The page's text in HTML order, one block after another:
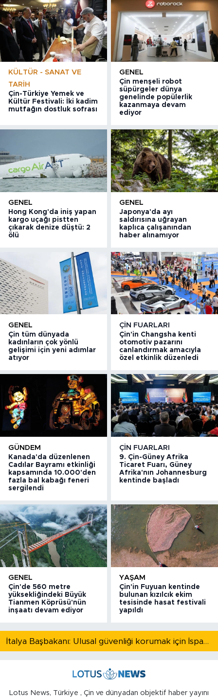
KÜLTÜR - SANAT VE
TARIH
Çin-Türkiye Yemek ve
Kültür Festivali: İki kadim
mutfağın dostluk sofrası
GENEL
Çin menşeli robot
süpürgeler dünya
genelinde popülerlik
kazanmaya devam
ediyor
GENEL
Hong Kong'da iniş yapan
kargo uçağı pistten
çıkarak denize düştü: 2
ölü
GENEL
Japonya'da ayı
saldırısına uğrayan
kaplıca çalışanından
haber alınamıyor
GENEL
Çin tüm dünyada
kadınların çok yönlü
gelişimi için yeni adımlar
atıyor
ÇIN FUARLARI
Çin'in Changsha kenti
otomotiv pazarını
canlandırmak amacıyla
özel etkinlik düzenledi
GÜNDEM
Kanada'da düzenlenen
Cadılar Bayramı etkinliği
kapsamında 10.000'den
fazla bal kabağı feneri
sergilendi
ÇIN FUARLARI
9. Çin-Güney Afrika
Ticaret Fuarı, Güney
Afrika'nın Johannesburg
kentinde başladı
GENEL
Çin'de 560 metre
yüksekliğindeki Büyük
Tianmen Köprüsü'nün
inşaatı devam ediyor
YAŞAM
Çin'in Fuyuan kentinde
bulunan kızılcık ekim
tesisinde hasat festivali
yapıldı
İtalya Başbakanı: Ulusal güvenliği korumak için İspanya ile Schengen kapsamındaki serbest dolaşımı askıya alıyoruz
Lotus News, Türkiye , Çin ve dünyadan objektif haber yayını